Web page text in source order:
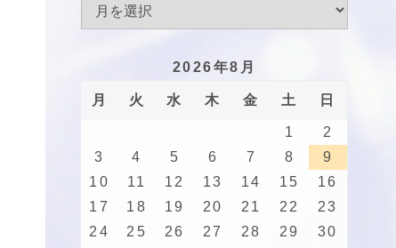
2026年8月
月 火 水 木 金 土 日
1
2
3
4 5 6 7 8
9
10
11 12 13 14 15
16
17
18 19 20 21 22
23
24
25 26 27 28 29
30